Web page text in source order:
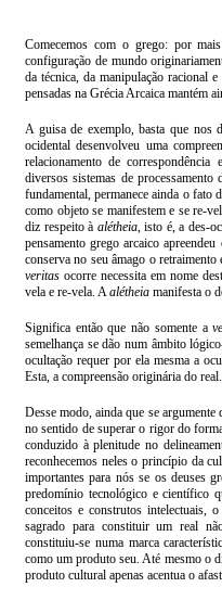
Comecemos com o grego: por
configuração de mundo
da técnica, da manipulação racional
pensadas na Grécia Arcaica mantém
A guisa de exemplo, basta que nos
ocidental desenvolveu uma
relacionamento de
diversos sistemas de
fundamental, permanece ainda o fato
como objeto se manifestem e se re-
diz respeito à alétheia, isto é, a des-
pensamento grego arcaico
conserva no seu âmago o
veritasocorre necessita em nome
vela e re-vela. Aalétheia manifesta o
Significa então que não somente a
semelhança se dão num âmbito
ocultação requer por ela mesma a
Esta, a compreensão originária do real.
Desse modo, ainda que se
no sentido de superar o rigor do
conduzido à plenitude no
reconhecemos neles o princípio da
importantes para nós se os deuses
predomínio tecnológico e científico
conceitos e construtos intelectuais,
sagrado para constituir um real
constituiu-se numa marca
como um produto seu. Até mesmo o
produto cultural apenas acentua o